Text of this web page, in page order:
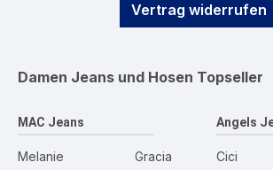
Vertrag widerrufen
Damen Jeans und Hosen Topseller
MAC Jeans
Melanie
Gracia
Angels
Cici